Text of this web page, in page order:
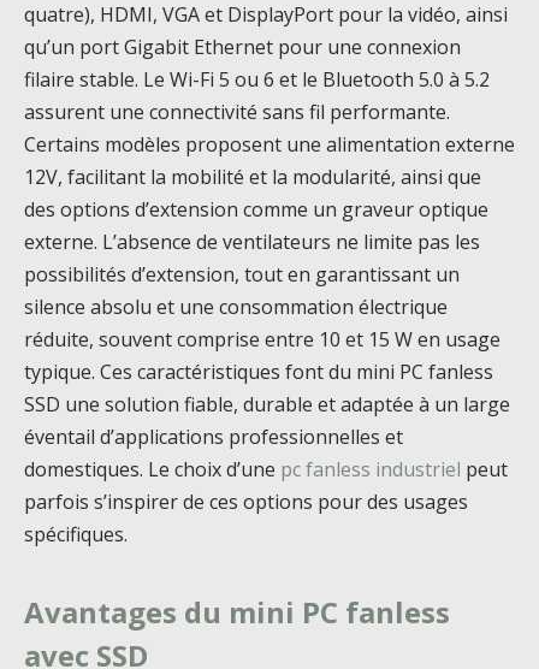
quatre), HDMI, VGA et DisplayPort pour la vidéo, ainsi
qu’un port Gigabit Ethernet pour une connexion
filaire stable. Le Wi-Fi 5 ou 6 et le Bluetooth 5.0 à 5.2
assurent une connectivité sans fil performante.
Certains modèles proposent une alimentation externe
12V, facilitant la mobilité et la modularité, ainsi que
des options d’extension comme un graveur optique
externe. L’absence de ventilateurs ne limite pas les
possibilités d’extension, tout en garantissant un
silence absolu et une consommation électrique
réduite, souvent comprise entre 10 et 15 W en usage
typique. Ces caractéristiques font du mini PC fanless
SSD une solution fiable, durable et adaptée à un large
éventail d’applications professionnelles et
domestiques. Le choix d’une pc fanless industriel peut
parfois s’inspirer de ces options pour des usages
spécifiques.
Avantages du mini PC fanless
avec SSD